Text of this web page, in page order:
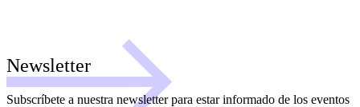
Newsletter
Subscríbete a nuestra newsletter para estar informado de los eventos